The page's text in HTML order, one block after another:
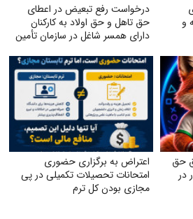
و
درخواست رفع تبعیض در اعطای
حق تاهل و حق اولاد به کارکنان
دارای همسر شاغل در سازمان تأمین
حق
در
اعتراض به برگزاری حضوری
امتحانات تحصیلات تکمیلی در پی
مجازی بودن کل ترم